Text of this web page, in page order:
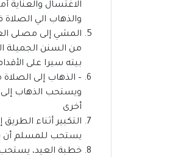
الاغتسال والعناية
والذهاب الي
المشي إلى مصلى
من السنن الجميلة
بيته سيرا على
– الذهاب إلى
ويستحب الذهاب إلى
أخرى
التكبير أثناء
يستحب للمسلم أن
خطبة العيد،